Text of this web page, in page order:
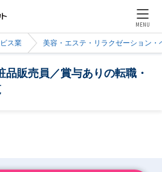
MENU
ス業 美容・エステ・リラクゼーション・
販売員／賞与ありの転職・